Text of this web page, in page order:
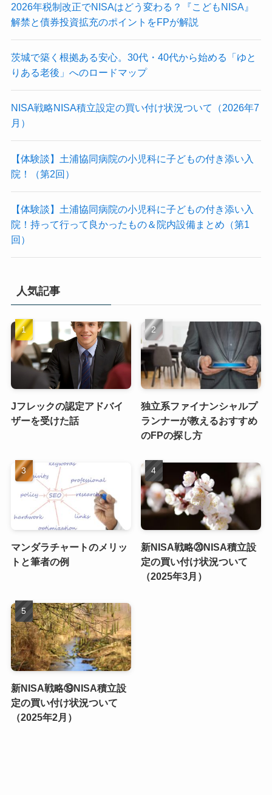
2026年税制改正でNISAはどう変わる？『こどもNISA』
解禁と債券投資拡充のポイントをFPが解説
茨城で築く根拠ある安心。30代・40代から始める「ゆと
りある老後」へのロードマップ
NISA戦略NISA積立設定の買い付け状況ついて（2026年7
月）
【体験談】土浦協同病院の小児科に子どもの付き添い入
院！（第2回）
【体験談】土浦協同病院の小児科に子どもの付き添い入
院！持って行って良かったもの＆院内設備まとめ（第1
回）
人気記事
Jフレックの認定アドバイ
ザーを受けた話
独立系ファイナンシャルプ
ランナーが教えるおすすめ
のFPの探し方
マンダラチャートのメリッ
トと筆者の例
新NISA戦略⑳NISA積立設
定の買い付け状況ついて
（2025年3月）
新NISA戦略⑲NISA積立設
定の買い付け状況ついて
（2025年2月）